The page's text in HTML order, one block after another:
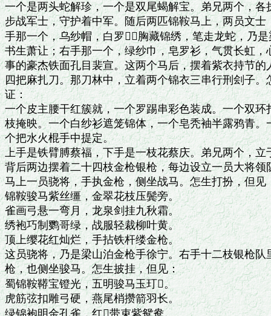
一个是两头蛇解珍，一个是双尾蝎解宝。弟兄两个，
步战军士，守护着中军。随后两匹锦鞍马上，两员文
手那一个，乌纱帽，白罗，胸藏锦绣，笔走龙蛇，乃
书生萧让；右手那一个，绿纱巾，皂罗衫，气贯长虹
事的豪杰铁面孔目裴宣。这两个马后，摆着紫衣持节
四把麻扎刀。那刀林中，立着两个锦衣三串行刑刽子
证：
一个皮主腰干红簇就，一个罗踢串彩色装成。一个双
枝掩映。一个白纱衫遮笼锦体，一个皂秃袖半露鸦青
个把水火棍手中提定。
上手是铁臂膊蔡福，下手是一枝花蔡庆。弟兄两个，
背后两边摆着二十四枝金枪银枪，每边设立一员大将
马上一员骁将，手执金枪，侧坐战马。怎生打扮，但见
锦鞍骏马紫丝缰，金翠花枝压鬓旁。
雀画弓悬一弯月，龙泉剑挂九秋霜。
绣袍巧制鹦哥绿，战服轻裁柳叶黄。
顶上缨花红灿烂，手拈铁杆缕金枪。
这员骁将，乃是梁山泊金枪手徐宁。右手十二枝银枪
枪，也侧坐骏马。怎生披挂，但见：
蜀锦鞍鞯宝镫光，五明骏马玉玎。
虎筋弦扣雕弓硬，燕尾梢攒箭羽长。
绿锦袍明金孔雀，红带束紫鸳鸯。